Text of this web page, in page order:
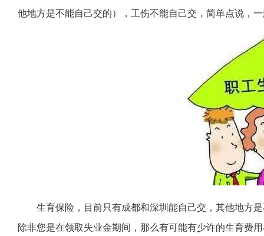
他地方是不能自己交的），工伤不能自己交，简单点说，
生育保险，目前只有成都和深圳能自己交，其他地方
除非您是在领取失业金期间，那么有可能有少许的生育费